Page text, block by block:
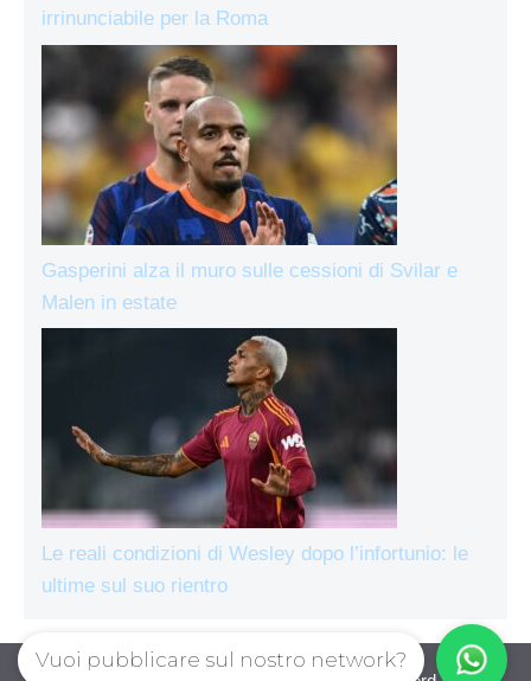
irrinunciabile per la Roma
Gasperini alza il muro sulle cessioni di Svilar e
Malen in estate
Le reali condizioni di Wesley dopo l’infortunio: le
ultime sul suo rientro
Vuoi pubblicare sul nostro network?